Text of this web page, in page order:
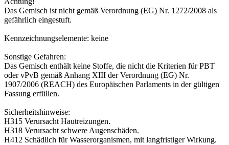
Das Gemisch ist nicht gemäß Verordnung (EG) Nr. 1272/2008 als
gefährlich eingestuft.
Kennzeichnungselemente: keine
Sonstige Gefahren:
Das Gemisch enthält keine Stoffe, die nicht die Kriterien für PBT
oder vPvB gemäß Anhang XIII der Verordnung (EG) Nr.
1907/2006 (REACH) des Europäischen Parlaments in der gültigen
Fassung erfüllen.
Sicherheitshinweise:
H315 Verursacht Hautreizungen.
H318 Verursacht schwere Augenschäden.
H412 Schädlich für Wasserorganismen, mit langfristiger Wirkung.